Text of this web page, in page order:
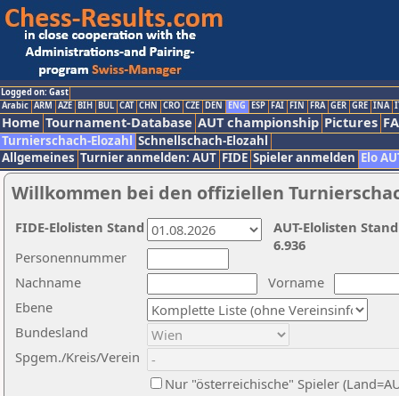
Logged on: Gast
Arabic ARM AZE BIH BUL CAT CHN CRO CZE DEN ENG ESP FAI FIN FRA GER GRE INA
Home Tournament-Database AUT championship Pictures
Turnierschach-Elozahl Schnellschach-Elozahl
Allgemeines Turnier anmelden: AUT FIDE Spieler anmelden Elo
Willkommen bei den offiziellen
Nachname
Vorname
Ebene
Personennummer
Bundesland
Spgem./Kreis/Verein
Nur "österreichische" Spieler
AUT-Elolisten
6.936
FIDE-Elolisten Stand